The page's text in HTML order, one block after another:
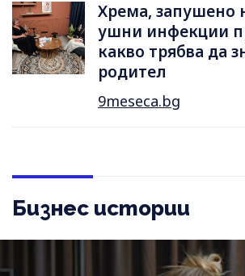
Хрема, запушено
ушни инфекции
какво трябва да
родител
9meseca.bg
Бизнес истории